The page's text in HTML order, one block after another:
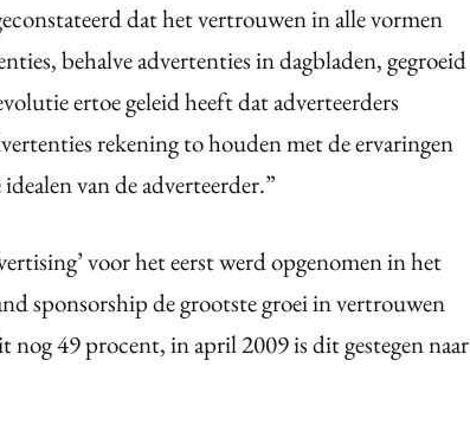
dat het vertrouwen in alle vormen
behalve advertenties in dagbladen, gegroeid
ertoe geleid heeft dat adverteerders
rekening to houden met de ervaringen
van de adverteerder.”
voor het eerst werd opgenomen in het
sponsorship de grootste groei in vertrouwen
49 procent, in april 2009 is dit gestegen naar